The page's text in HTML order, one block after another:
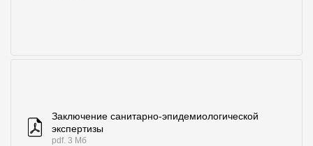
Заключение санитарно-эпидемиологической
экспертизы
pdf. 3 Мб